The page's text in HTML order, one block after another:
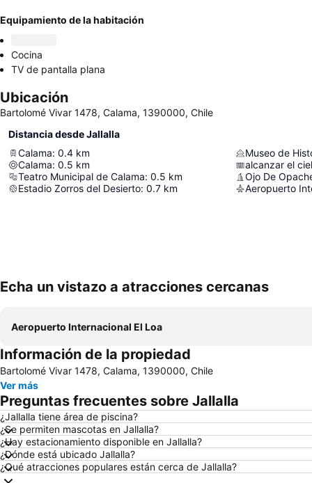
Equipamiento de la habitación
Cocina
TV de pantalla plana
Ubicación
Bartolomé Vivar 1478, Calama, 1390000, Chile
Distancia desde Jallalla
Calama: 0.4 km
Calama: 0.5 km
Teatro Municipal de Calama: 0.5 km
Estadio Zorros del Desierto: 0.7 km
alcanzar el
Ojo De
Echa un vistazo a atracciones cercanas
Aeropuerto Internacional El Loa
Información de la propiedad
Bartolomé Vivar 1478, Calama, 1390000, Chile
Ver más
Preguntas frecuentes sobre Jallalla
¿Jallalla tiene área de piscina?
¿Se permiten mascotas en Jallalla?
¿Hay estacionamiento disponible en Jallalla?
¿Dónde está ubicado Jallalla?
¿Qué atracciones populares están cerca de Jallalla?